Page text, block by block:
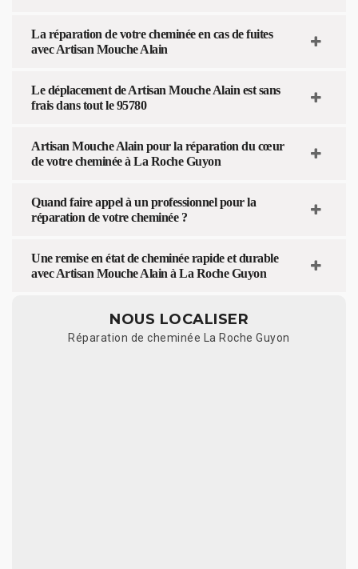
La réparation de votre cheminée en cas de fuites
avec Artisan Mouche Alain
Le déplacement de Artisan Mouche Alain est sans
frais dans tout le 95780
Artisan Mouche Alain pour la réparation du cœur
de votre cheminée à La Roche Guyon
Quand faire appel à un professionnel pour la
réparation de votre cheminée ?
Une remise en état de cheminée rapide et durable
avec Artisan Mouche Alain à La Roche Guyon
NOUS LOCALISER
Réparation de cheminée La Roche Guyon